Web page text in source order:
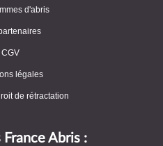
d'abris
légales
de rétractation
France Abris :